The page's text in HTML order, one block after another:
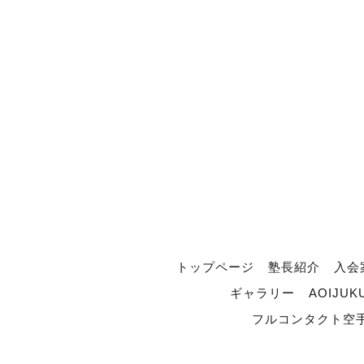
トップページ 塾長紹介
入
ギャラリー
フルコンタクト空